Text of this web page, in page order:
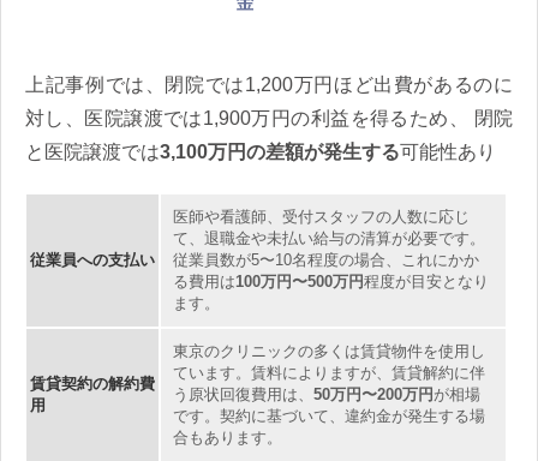
上記事例では、閉院では1,200万円ほど出費があるのに
対し、医院譲渡では1,900万円の利益を得るため、 閉院
と医院譲渡では3,100万円の差額が発生する可能性あり
従業員への支払い
医師や看護師、受付スタッフの人数に応じ
て、退職金や未払い給与の清算が必要です。
従業員数が5〜10名程度の場合、これにかか
る費用は100万円〜500万円程度が目安となり
ます。
賃貸契約の解約費
用
東京のクリニックの多くは賃貸物件を使用し
ています。賃料によりますが、賃貸解約に伴
う原状回復費用は、 50万円〜200万円 が相場
です。契約に基づいて、違約金が発生する場
合もあります。